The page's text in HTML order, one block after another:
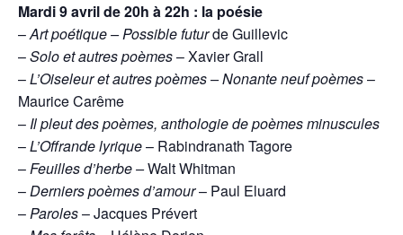
Mardi 9 avril de 20h à 22h : la poésie
–Art poétique – Possible futurde Guillevic
–Solo et autres poèmes– Xavier Grall
–L’Oiseleur et autres poèmes – Nonante neuf poèmes–
Maurice Carême
– Il pleut des poèmes, anthologie de poèmes minuscules
–L’Offrande lyrique– Rabindranath Tagore
–Feuilles d’herbe –Walt Whitman
–Derniers poèmes d’amour– Paul Eluard
–Paroles– Jacques Prévert